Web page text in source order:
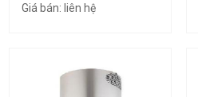
Giá bán: liên hệ